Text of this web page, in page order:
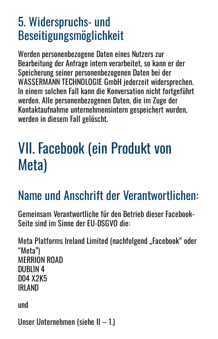
5. Widerspruchs- und
Beseitigungsmöglichkeit
Werden personenbezogene Daten eines Nutzers zur
Bearbeitung der Anfrage intern verarbeitet, so kann er der
Speicherung seiner personenbezogenen Daten bei der
WASSERMANN TECHNOLOGIE GmbH jederzeit widersprechen.
In einem solchen Fall kann die Konversation nicht fortgeführt
werden. Alle personenbezogenen Daten, die im Zuge der
Kontaktaufnahme unternehmensintern gespeichert wurden,
werden in diesem Fall gelöscht.
VII. Facebook (ein Produkt von
Meta)
Name und Anschrift der Verantwortlichen:
Gemeinsam Verantwortliche für den Betrieb dieser Facebook-
Seite sind im Sinne der EU-DSGVO die:
Meta Platforms Ireland Limited (nachfolgend „Facebook“ oder
“Meta”)
MERRION ROAD
DUBLIN 4
D04 X2K5
IRLAND
und
Unser Unternehmen (siehe II – 1.)